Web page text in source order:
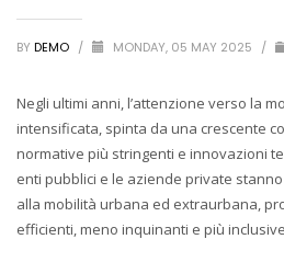
BY DEMO / MONDAY, 05 MAY 2025 /
Negli ultimi anni, l’attenzione verso la
intensificata, spinta da una crescente
normative più stringenti e innovazioni
enti pubblici e le aziende private
alla mobilità urbana ed extraurbana,
efficienti, meno inquinanti e più